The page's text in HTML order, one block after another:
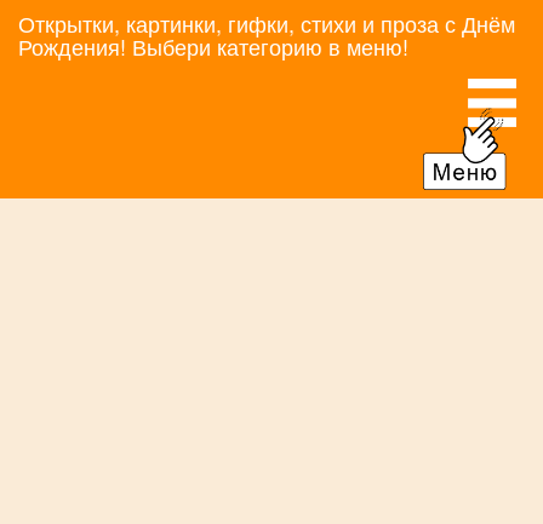
Открытки, картинки, гифки, стихи и проза с Днём
Рождения! Выбери категорию в меню!